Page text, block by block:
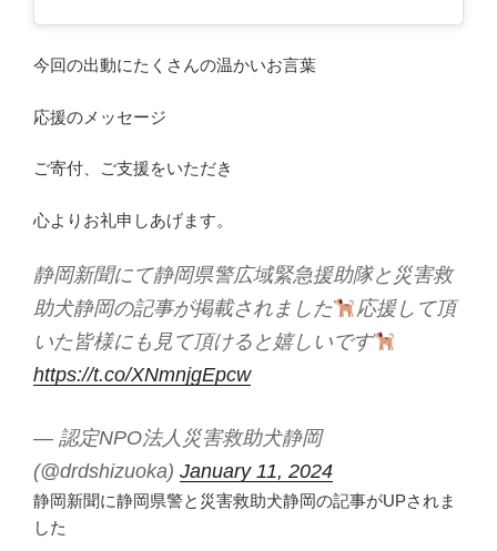
今回の出動にたくさんの温かいお言葉
応援のメッセージ
ご寄付、ご支援をいただき
心よりお礼申しあげます。
静岡新聞にて静岡県警広域緊急援助隊と災害救
助犬静岡の記事が掲載されました
応援して頂
いた皆様にも見て頂けると嬉しいです
https://t.co/XNmnjgEpcw
— 認定NPO法人災害救助犬静岡
(@drdshizuoka) January 11, 2024
静岡新聞に静岡県警と災害救助犬静岡の記事がUPされま
した